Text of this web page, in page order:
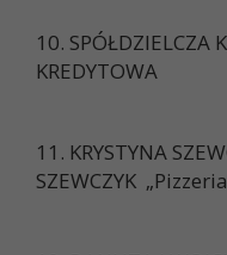
10. SPÓŁDZIELCZA
KREDYTOWA
11. KRYSTYNA
SZEWCZYK